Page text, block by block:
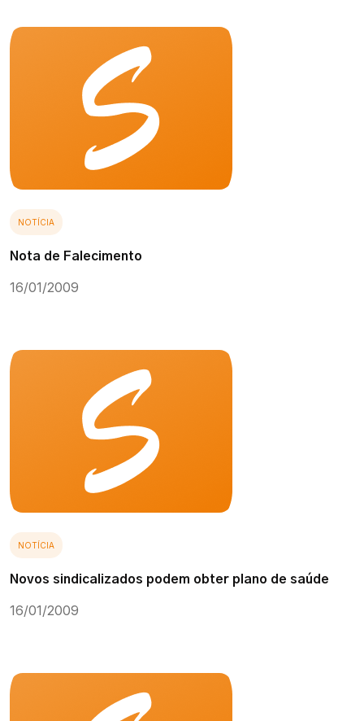
NOTÍCIA
Nota de Falecimento
16/01/2009
NOTÍCIA
Novos sindicalizados podem obter plano de saúde
16/01/2009